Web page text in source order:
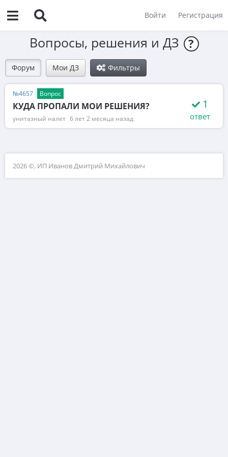
Войти Регистрация
Вопросы, решения и ДЗ ?
Форум Мои ДЗ Фильтры
1
ответ
№4657 Вопрос
КУДА ПРОПАЛИ МОИ РЕШЕНИЯ?
унитазный налет 6 лет 2 месяца назад
2026 ©, ИП Иванов Дмитрий Михайлович